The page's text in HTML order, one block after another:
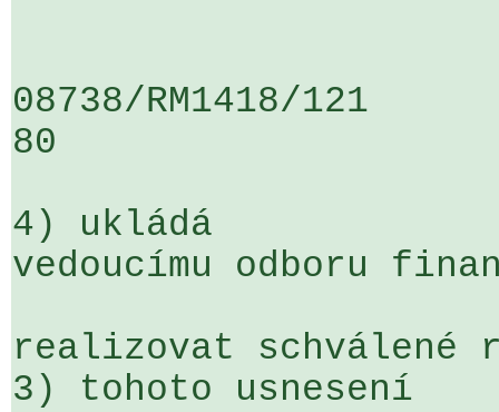
08738/RM1418/
80
4) ukládá
vedoucímu odboru
realizovat schválené
3) tohoto usnesení